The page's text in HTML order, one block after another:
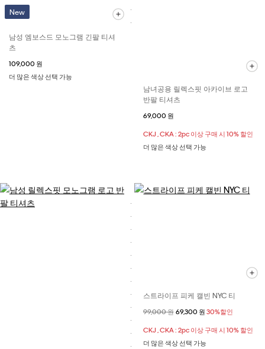
New
남성 엠보스드 모노그램 긴팔 티셔
츠
109,000 원
더 많은 색상 선택 가능
남녀공용 릴렉스핏 아카이브 로고
반팔 티셔츠
69,000 원
CKJ , CKA : 2pc 이상 구매 시 10% 할인
더 많은 색상 선택 가능
스트라이프 피케 캘빈 NYC 티
할인 전 가격
99,000 원할인된 가격
69,300 원 30%할인
CKJ , CKA : 2pc 이상 구매 시 10% 할인
더 많은 색상 선택 가능